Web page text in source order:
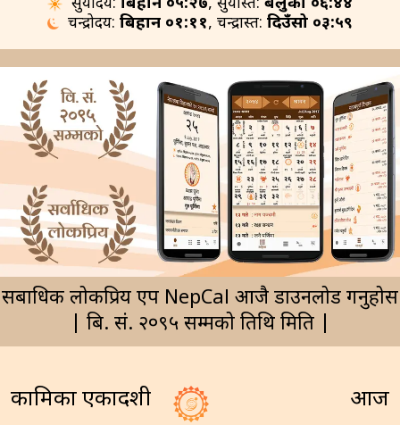
सुर्योदय:बिहान ०५:२७, सुर्यास्त:बेलुका ०६:४४
चन्द्रोदय:बिहान ०१:११, चन्द्रास्त:दिउँसो ०३:५९
सर्बाधिक लोकप्रिय एप NepCal आजै डाउनलोड गर्नुहोस
| बि. सं. २०९५ सम्मको तिथि मिति |
कामिका एकादशी
आज